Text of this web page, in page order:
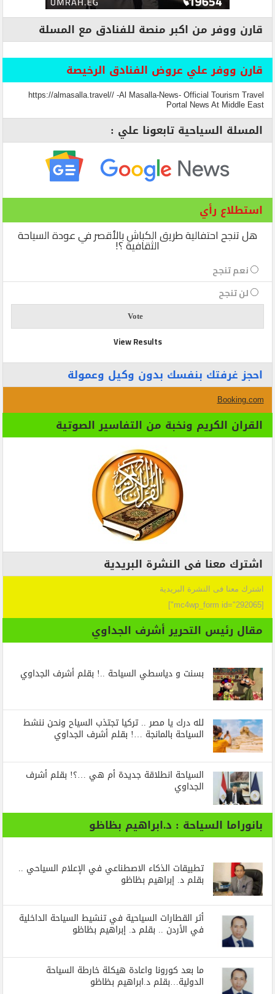
قارن ووفر من اكبر منصة للفنادق مع المسلة
قارن ووفر علي عروض الفنادق الرخيصة
https://almasalla.travel// -Al Masalla-News- Official Tourism Travel
Portal News At Middle East
المسلة السياحية تابعونا علي :
استطلاع رأي
هل تنجح احتفالية طريق الكباش بالأقصر في عودة السياحة
الثقافية ؟!
نعم تنجح
لن تنجح
View Results
احجز غرفتك بنفسك بدون وكيل وعمولة
Booking.com
القران الكريم ونخبة من التفاسير الصوتية
اشترك معنا فى النشرة البريدية
اشترك معنا فى النشرة البريدية
[mc4wp_form id="292065"]
مقال رئيس التحرير أشرف الجداوي
بسنت و دياسطي السياحة ..! بقلم أشرف الجداوي
لله درك يا مصر .. تركيا تجتذب السياح ونحن ننشط
السياحة بالمانجة …! بقلم أشرف الجداوي
السياحة انطلاقة جديدة أم هي …؟! بقلم أشرف
الجداوي
بانوراما السياحة : د.ابراهيم بظاظو
تطبيقات الذكاء الاصطناعي في الإعلام السياحي ..
بقلم د. إبراهيم بظاظو
أثر القطارات السياحية في تنشيط السياحة الداخلية
في الأردن .. بقلم د. إبراهيم بظاظو
ما بعد كورونا واعادة هيكلة خارطة السياحة
الدولية…بقلم د.ابراهيم بظاظو